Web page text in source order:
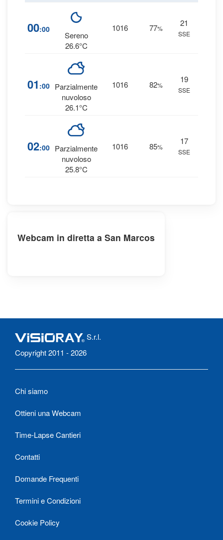
00:00
Sereno
26.6°C
1016 77%
21
SSE
01 :00 Parzialmente
nuvoloso
26.1°C
1016 82%
19
SSE
02:00 Parzialmente
nuvoloso
25.8°C
1016 85%
17
SSE
Webcam in diretta a San Marcos
S.r.l.
Copyright 2011 - 2026
Chi siamo
Ottieni una Webcam
Time-Lapse Cantieri
Contatti
Domande Frequenti
Termini e Condizioni
Cookie Policy